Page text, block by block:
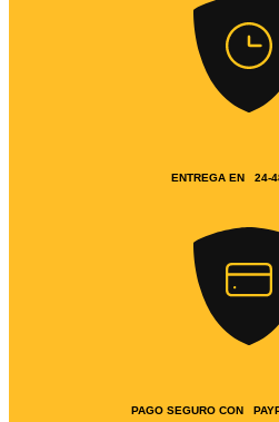
ENTREGA EN 24-
PAGO SEGURO CON